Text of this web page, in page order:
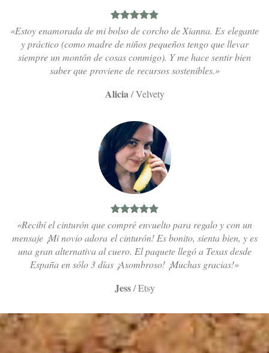
«Estoy enamorada de mi bolso de corcho de Xianna. Es elegante
y práctico (como madre de niños pequeños tengo que llevar
siempre un montón de cosas conmigo). Y me hace sentir bien
saber que proviene de recursos sostenibles.»
Alicia /Velvety
«Recibí el cinturón que compré envuelto para regalo y con un
mensaje ¡Mi novio adora el cinturón! Es bonito, sienta bien, y es
una gran alternativa al cuero. El paquete llegó a Texas desde
España en sólo 3 días ¡Asombroso! ¡Muchas gracias!»
Jess /Etsy